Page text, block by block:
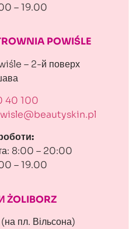
– 19.00
POWIŚLE
– 2-й поверх
40 100
8:00 – 20:00
– 19.00
ŻOLIBORZ
пл. Вільсона)